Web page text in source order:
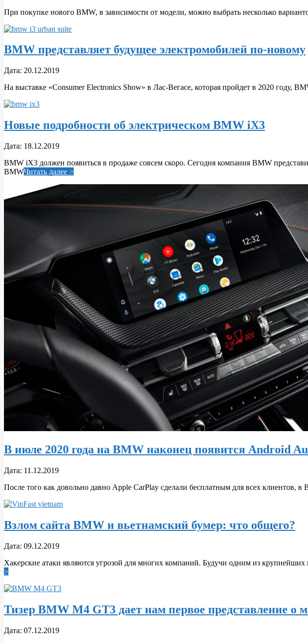
26
При покупке нового BMW, в зависимости от модели, можно выбрать несколько
BMW представляет будущее электромобилей по-новому
2019-
20
Дата: 20.12.2019
На выставке «Consumer Electronics Show» в Лас-Вегасе, которая пройдет в 2020 году,
Новые подробности об электрическом BMW iX3
2019-
18
Дата: 18.12.2019
BMW iX3 должен появиться в продаже совсем скоро. Сегодня компания BMW
BMWЧитать далее >
В июле 2020 года на BMW наконец появится Android
2019-
11
Дата: 11.12.2019
После того как довольно давно Apple CarPlay сделали бесплатным для всех
Взлом сайта BMW и вьетнамский бумер: что общего?
2019-
09
Дата: 09.12.2019
Хакерские атаки являются угрозой для многих компаний. Будучи одним из
>
Тизер BMW M4 GT3 дает нам первое представление о
2019-
Дата: 07.12.2019